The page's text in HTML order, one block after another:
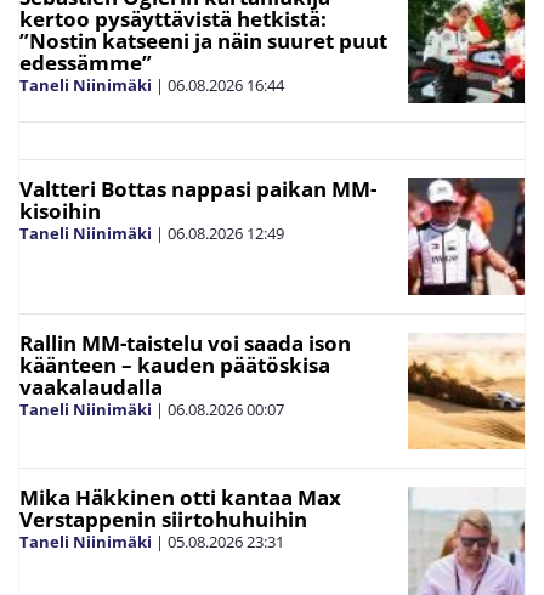
kertoo pysäyttävistä hetkistä:
”Nostin katseeni ja näin suuret puut
edessämme”
Taneli Niinimäki | 06.08.2026 16:44
Valtteri Bottas nappasi paikan MM-
kisoihin
Taneli Niinimäki | 06.08.2026 12:49
Rallin MM-taistelu voi saada ison
käänteen – kauden päätöskisa
vaakalaudalla
Taneli Niinimäki | 06.08.202600:07
Mika Häkkinen otti kantaa Max
Verstappenin siirtohuhuihin
Taneli Niinimäki | 05.08.202623:31